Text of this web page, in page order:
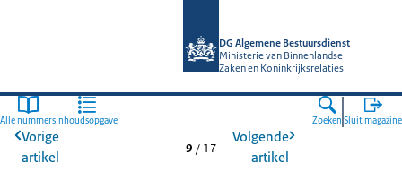
DG Algemene Bestuursdienst
Ministerie van Binnenlandse
Zaken en Koninkrijksrelaties
Alle nummers Inhoudsopgave Zoeken Sluit magazine
Vorige
artikel
9 / 17
Volgende
artikel